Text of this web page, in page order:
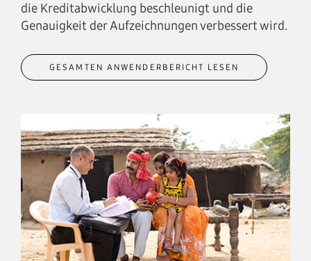
die Kreditabwicklung beschleunigt und die
Genauigkeit der Aufzeichnungen verbessert wird.
GESAMTEN ANWENDERBERICHT LESEN